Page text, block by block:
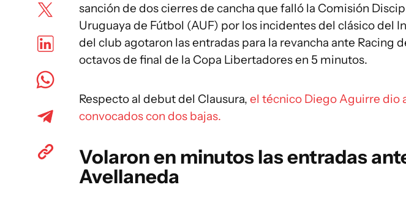
sanción de dos cierres de cancha que falló la Comisión
Uruguaya de Fútbol (AUF) por los incidentes del clásico del
del club agotaron las entradas para la revancha ante Racing
octavos de final de la Copa Libertadores en 5 minutos.
Respecto al debut del Clausura, el técnico Diego Aguirre dio
convocados con dos bajas.
Volaron en minutos las entradas
Avellaneda